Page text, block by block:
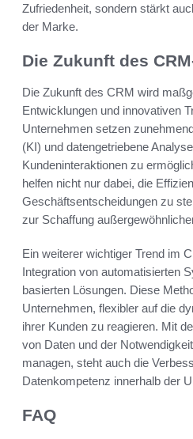
Zufriedenheit, sondern stärkt
der Marke.
Die Zukunft des
Die Zukunft des CRM wird
Entwicklungen und innovativen
Unternehmen setzen
(KI) und datengetriebene
Kundeninteraktionen zu
helfen nicht nur dabei, die
Geschäftsentscheidungen zu
zur Schaffung
Ein weiterer wichtiger Trend im
Integration von automatisierten
basierten Lösungen. Diese
Unternehmen, flexibler auf die
ihrer Kunden zu reagieren. Mit
von Daten und der
managen, steht auch die
Datenkompetenz innerhalb der
FAQ